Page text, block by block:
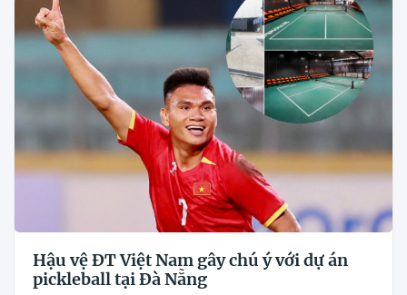
Hậu vệ ĐT Việt Nam gây chú ý với dự án
pickleball tại Đà Nẵng